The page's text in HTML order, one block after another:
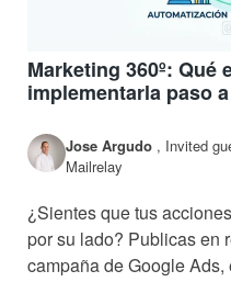
Marketing 360º: Qué
implementarla paso
Jose Argudo, Invited
Mailrelay
¿Sientes que tus
por su lado? Publicas en
campaña de Google